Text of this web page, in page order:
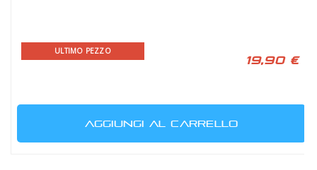
ULTIMO PEZZO
19,90 €
AGGIUNGI AL CARRELLO